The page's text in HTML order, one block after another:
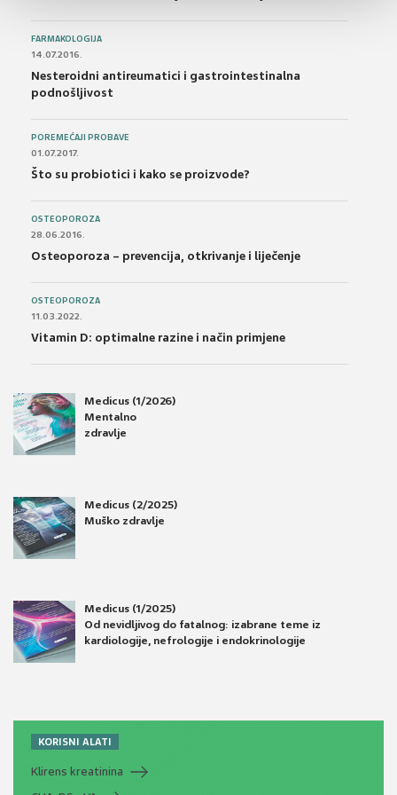
FARMAKOLOGIJA
14.07.2016.
Nesteroidni antireumatici i gastrointestinalna
podnošljivost
POREMEĆAJI PROBAVE
01.07.2017.
Što su probiotici i kako se proizvode?
OSTEOPOROZA
28.06.2016.
Osteoporoza – prevencija, otkrivanje i liječenje
OSTEOPOROZA
11.03.2022.
Vitamin D: optimalne razine i način primjene
Medicus (1/2026)
Mentalno
zdravlje
Medicus (2/2025)
Muško zdravlje
Medicus (1/2025)
Od nevidljivog do fatalnog: izabrane teme iz
kardiologije, nefrologije i endokrinologije
KORISNI ALATI
Klirens kreatinina